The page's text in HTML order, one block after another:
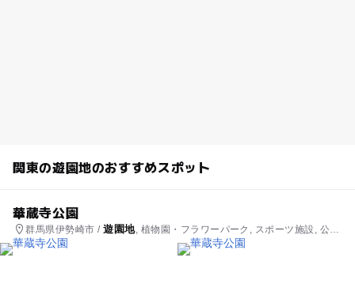
関東の遊園地のおすすめスポット
華蔵寺公園
群馬県伊勢崎市 /遊園地, 植物園・フラワーパーク, スポーツ施設, 公
園・総合公園